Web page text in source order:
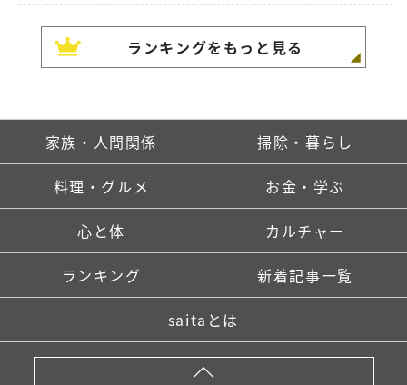
ランキングをもっと見る
家族・人間関係 掃除・暮らし
料理・グルメ お金・学ぶ
心と体 カルチャー
ランキング 新着記事一覧
saitaとは